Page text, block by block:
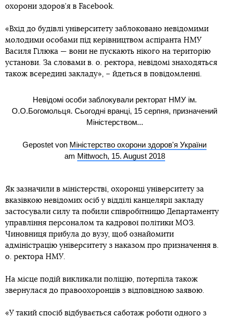
охорони здоров’я в Facebook.
«Вхід до будівлі університету заблоковано невідомими
молодими особами під керівництвом аспіранта НМУ
Василя Гілюка — вони не пускають нікого на територію
установи. За словами в. о. ректора, невідомі знаходяться
також всередині закладу», – йдеться в повідомленні.
Невідомі особи заблокували ректорат НМУ ім.
О.О.Богомольця. Сьогодні вранці, 15 серпня, призначений
Міністерством...
Gepostet von Міністерство охорони здоров'я України
am Mittwoch, 15. August 2018
Як зазначили в міністерстві, охоронці університету за
вказівкою невідомих осіб у відділі канцелярії закладу
застосували силу та побили співробітницю Департаменту
управління персоналом та кадрової політики МОЗ.
Чиновниця прибула до вузу, щоб ознайомити
адміністрацію університету з наказом про призначення в.
о. ректора НМУ.
На місце подій викликали поліцію, потерпіла також
звернулася до правоохоронців з відповідною заявою.
«У такий спосіб відбувається саботаж роботи одного з